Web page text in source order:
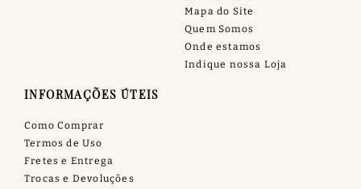
Mapa do Site
Quem Somos
Onde estamos
Indique nossa Loja
INFORMAÇÕES ÚTEIS
Como Comprar
Termos de Uso
Fretes e Entrega
Trocas e Devoluções